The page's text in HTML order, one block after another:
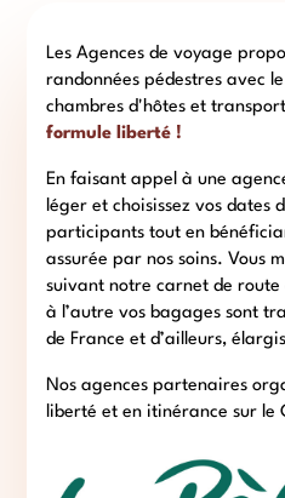
Les Agences de voyage
randonnées pédestres avec
chambres d'hôtes et
formule liberté !
En faisant appel à une
léger et choisissez vos dates
participants tout en
assurée par nos soins. Vous
suivant notre carnet de route
à l’autre vos bagages sont
de France et d’ailleurs,
Nos agences partenaires
liberté et en itinérance sur le